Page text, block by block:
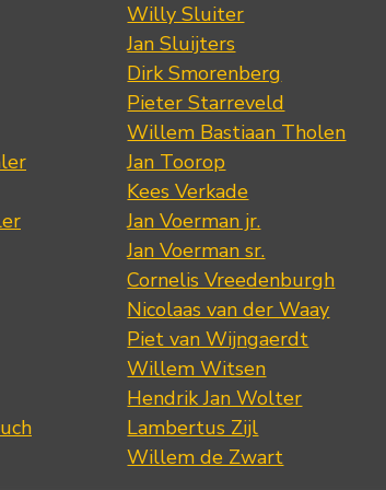
Willy Sluiter
Jan Sluijters
Dirk Smorenberg
Pieter Starreveld
Willem Bastiaan Tholen
Jan Toorop
Kees Verkade
Jan Voerman jr.
Jan Voerman sr.
Cornelis Vreedenburgh
Nicolaas van der Waay
Piet van Wijngaerdt
Willem Witsen
Hendrik Jan Wolter
Lambertus Zijl
Willem de Zwart